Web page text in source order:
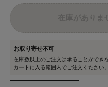
お取り寄せ不可
在庫数以上のご注文は承ることができ
カートに入る範囲内でご注文ください。